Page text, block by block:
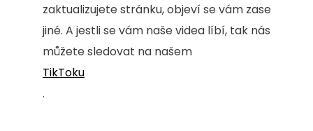
zaktualizujete stránku, objeví se vám zase
jiné. A jestli se vám naše videa líbí, tak nás
můžete sledovat na našem
TikToku
.